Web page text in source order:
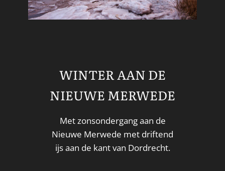
WINTER AAN DE
NIEUWE MERWEDE
Met zonsondergang aan de
Nieuwe Merwede met driftend
ijs aan de kant van Dordrecht.